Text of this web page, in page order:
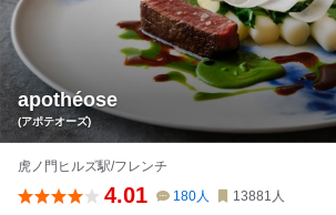
apothéose
(アポテオーズ)
虎ノ門ヒルズ駅/フレンチ
4.01 180人 13881 人